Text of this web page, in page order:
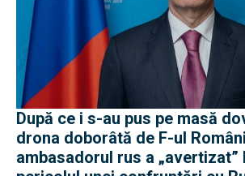
După ce i s-au pus pe masă
drona doborâtă de F-ul
ambasadorul rus a „avertizat”